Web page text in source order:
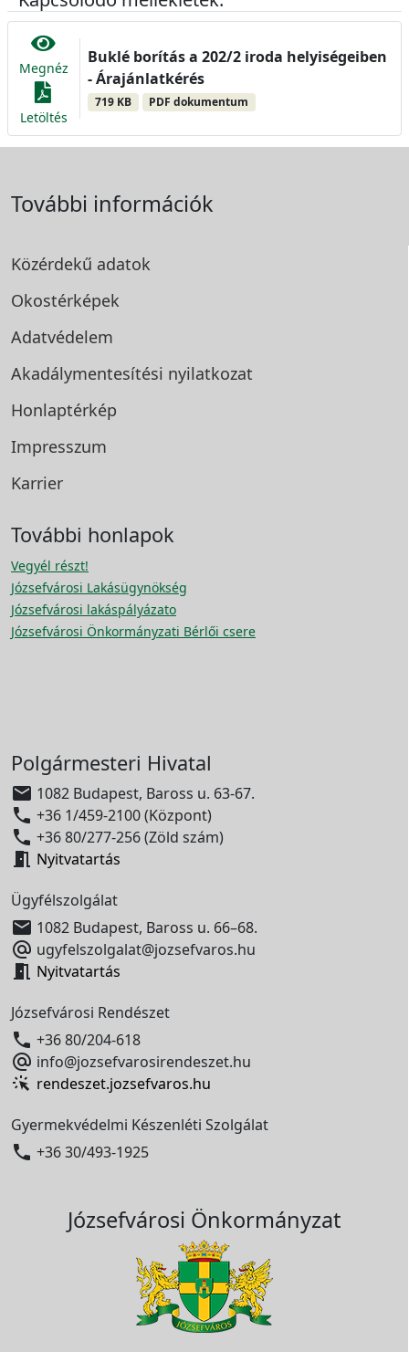
Megnéz
Letöltés
Buklé borítás a 202/2 iroda helyiségeiben
- Árajánlatkérés
719 KB PDF dokumentum
További információk
Közérdekű adatok
Okostérképek
Adatvédelem
Akadálymentesítési nyilatkozat
Honlaptérkép
Impresszum
Karrier
További honlapok
Vegyél részt!
Józsefvárosi Lakásügynökség
Józsefvárosi lakáspályázato
Józsefvárosi Önkormányzati Bérlői csere
Polgármesteri Hivatal
 1082 Budapest, Baross u. 63-67.
 +36 1/459-2100 (Központ)
 +36 80/277-256 (Zöld szám)
 Nyitvatartás
Ügyfélszolgálat
 1082 Budapest, Baross u. 66–68.
 ugyfelszolgalat@jozsefvaros.hu
 Nyitvatartás
Józsefvárosi Rendészet
 +36 80/204-618
 info@jozsefvarosirendeszet.hu
rendeszet.jozsefvaros.hu
Gyermekvédelmi Készenléti Szolgálat
 +36 30/493-1925
Józsefvárosi Önkormányzat